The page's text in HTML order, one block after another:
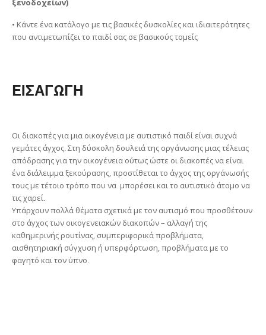
ξενοδοχείων)
• Κάντε ένα κατάλογο με τις βασικές δυσκολίες και ιδιαιτερότητες
που αντιμετωπίζει το παιδί σας σε βασικούς τομείς
ΕΙΣΑΓΩΓΗ
Οι διακοπές για μια οικογένεια με αυτιστικό παιδί είναι συχνά
γεμάτες άγχος. Στη δύσκολη δουλειά της οργάνωσης μιας τέλειας
απόδρασης για την οικογένεια ούτως ώστε οι διακοπές να είναι
ένα διάλειμμα ξεκούρασης, προστίθεται το άγχος της οργάνωσής
τους με τέτοιο τρόπο που να μπορέσει και το αυτιστικό άτομο να
τις χαρεί.
Υπάρχουν πολλά θέματα σχετικά με τον αυτισμό που προσθέτουν
στο άγχος των οικογενειακών διακοπών – αλλαγή της
καθημερινής ρουτίνας, συμπεριφορικά προβλήματα,
αισθητηριακή σύγχυση ή υπερφόρτωση, προβλήματα με το
φαγητό και τον ύπνο.